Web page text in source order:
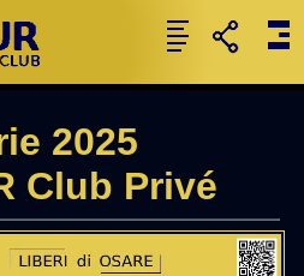
2025
Club Privé